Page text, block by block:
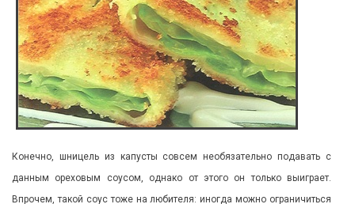
Конечно, шницель из капусты совсем необязательно подавать с
данным ореховым соусом, однако от этого он только выиграет.
Впрочем, такой соус тоже на любителя: иногда можно ограничиться